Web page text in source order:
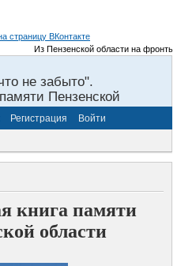
Из Пензенской области на фронты
не забыто".
Пензенской
Регистрация Войти
книга памяти
области